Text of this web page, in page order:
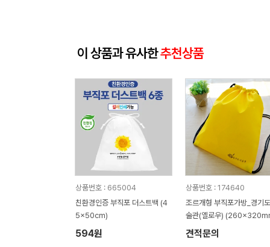
이 상품과 유사한추천상품
상품번호 : 665004
친환경인증 부직포 더스트백 (4
5x50cm)
594원
상품번호 : 174640
조르개형 부직포가방_경기
술관(옐로우)
견적문의